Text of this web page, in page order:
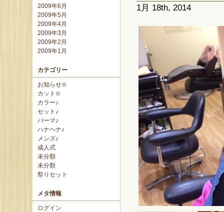
2009年6月
2009年5月
2009年4月
2009年3月
2009年2月
2009年1月
カテゴリー
お知らせ✫
カット✫
カラー♪
セット♪
パーマ♪
ハナヘナ♪
メンズ♪
成人式
未分類
未分類
祭りセット
メタ情報
ログイン
1月 18th, 2014